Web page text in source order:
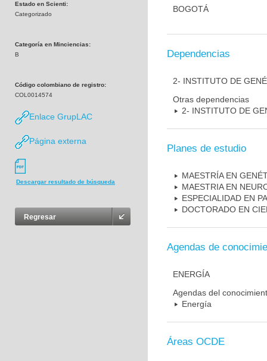
Estado en Scienti:
Categorizado
Categoría en Minciencias:
B
Código colombiano de registro:
COL0014574
Enlace GrupLAC
Página externa
Descargar resultado de búsqueda
Regresar
BOGOTÁ
Dependencias
2- INSTITUTO DE
Otras dependencias
2- INSTITUTO DE
Planes de estudio
MAESTRÍA EN
MAESTRIA EN
ESPECIALIDAD EN
DOCTORADO EN
Agendas de
ENERGÍA
Agendas del
Energía
Áreas OCDE